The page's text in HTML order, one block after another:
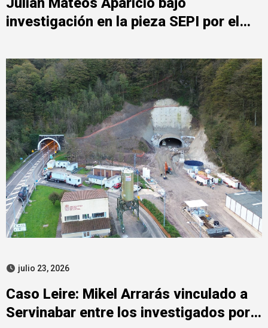
investigación en la pieza SEPI por el
julio 23, 2026
Caso Leire: Mikel Arrarás vinculado a
Servinabar entre los investigados por